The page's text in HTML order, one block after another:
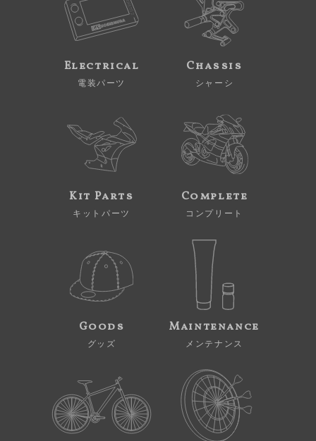
Electrical
電装パーツ
Chassis
シャーシ
Kit Parts
キットパーツ
Complete
コンプリート
Goods
グッズ
Maintenance
メンテナンス